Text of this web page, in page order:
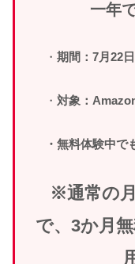
一年
・ 期間：7月22
・ 対象：
・無料体験中で
※通常の
で、3か月